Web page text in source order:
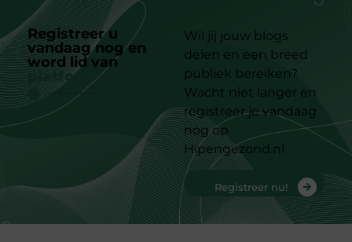
Registreer u
vandaag nog en
word lid van
platform
Wil jij jouw blogs
delen en een breed
publiek bereiken?
Wacht niet langer en
registreer je vandaag
nog op
Hipengezond.nl
Registreer nu!